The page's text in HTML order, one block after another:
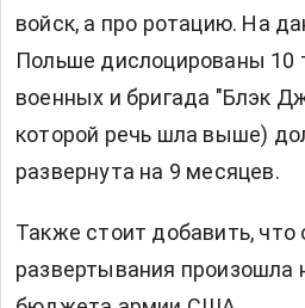
войск, а про ротацию. На
Польше дислоцированы 10
военных и бригада "Блэк
которой речь шла выше)
развернута на 9 месяцев.
Также стоит добавить, что
развертывания произошла